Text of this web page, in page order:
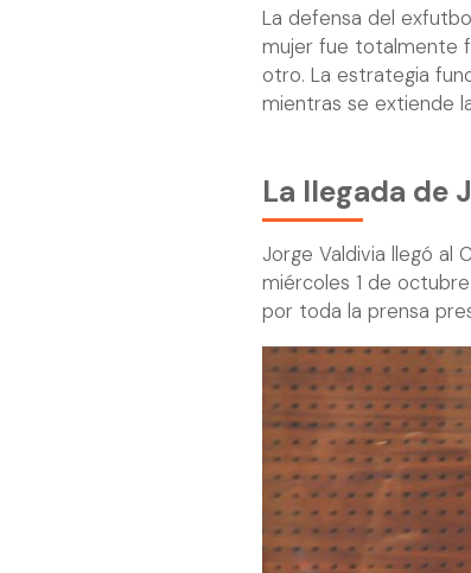
La defensa del
mujer fue totalmente
otro. La estrategia
mientras se extiende
La llegada de
Jorge Valdivia llegó al
miércoles 1 de
por toda la prensa